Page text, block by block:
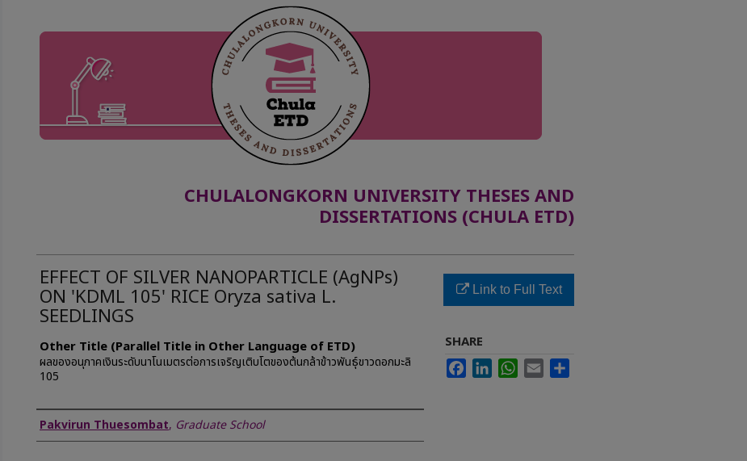
CHULALONGKORN UNIVERSITY THESES AND
DISSERTATIONS (CHULA ETD)
EFFECT OF SILVER NANOPARTICLE (AgNPs)
ON 'KDML 105' RICE Oryza sativa L.
SEEDLINGS
Other Title (Parallel Title in Other Language of ETD)
ผลของอนุภาคเงินระดับนาโนเมตรต่อการเจริญเติบโตของต้นกล้าข้าวพันธุ์ขาวดอกมะลิ
105
Author
Pakvirun Thuesombat, Graduate School
Link to Full Text
SHARE
FacebookLinkedInWhatsApp
Email